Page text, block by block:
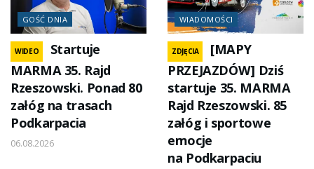
GOŚĆ DNIA
WIDEO
Startuje
MARMA 35. Rajd
Rzeszowski. Ponad 80
załóg na trasach
Podkarpacia
06.08.2026
WIADOMOŚCI
ZDJĘCIA
[MAPY
PRZEJAZDÓW] Dziś
startuje 35. MARMA
Rajd Rzeszowski. 85
załóg i sportowe
emocje
na Podkarpaciu